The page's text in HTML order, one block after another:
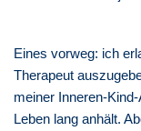
Eines vorweg: ich
Therapeut
meiner Inneren-
Leben lang anhält.